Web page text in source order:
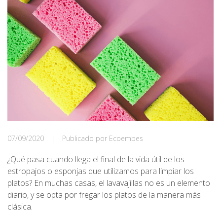
07/09/2020 | Publicado por Ecoembes
¿Qué pasa cuando llega el final de la vida útil de los
estropajos o esponjas que utilizamos para limpiar los
platos? En muchas casas, el lavavajillas no es un elemento
diario, y se opta por fregar los platos de la manera más
clásica.